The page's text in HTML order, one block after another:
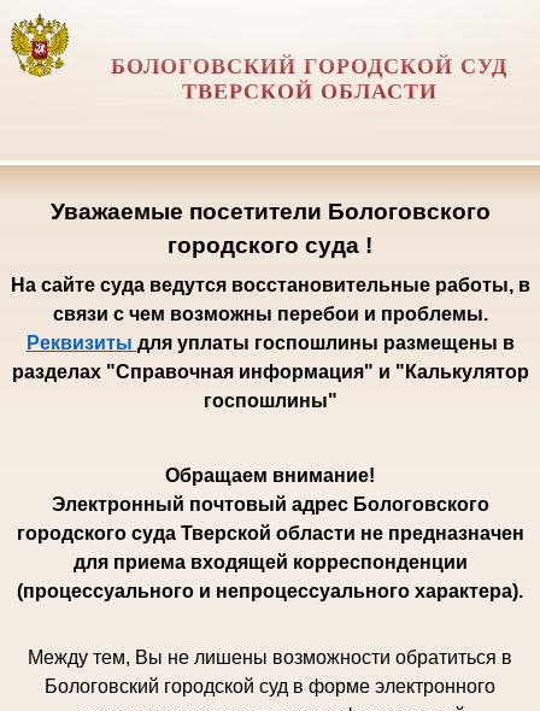
БОЛОГОВСКИЙ ГОРОДСКОЙ СУД
ТВЕРСКОЙ ОБЛАСТИ
Уважаемые посетители Бологовского
городского суда !
На сайте суда ведутся восстановительные работы, в
связи с чем возможны перебои и проблемы.
Реквизиты для уплаты госпошлины размещены в
разделах "Справочная информация" и "Калькулятор
госпошлины"
Обращаем внимание!
Электронный почтовый адрес Бологовского
городского суда Тверской области не предназначен
для приема входящей корреспонденции
(процессуального и непроцессуального характера).
Между тем, Вы не лишены возможности обратиться в
Бологовский городской суд в форме электронного